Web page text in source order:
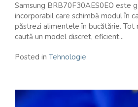
Samsung BRB70F30AES0EO este
incorporabil care schimbă modul în
păstrezi alimentele în bucătărie. Tot
caută un model discret, eficient...
Posted in Tehnologie